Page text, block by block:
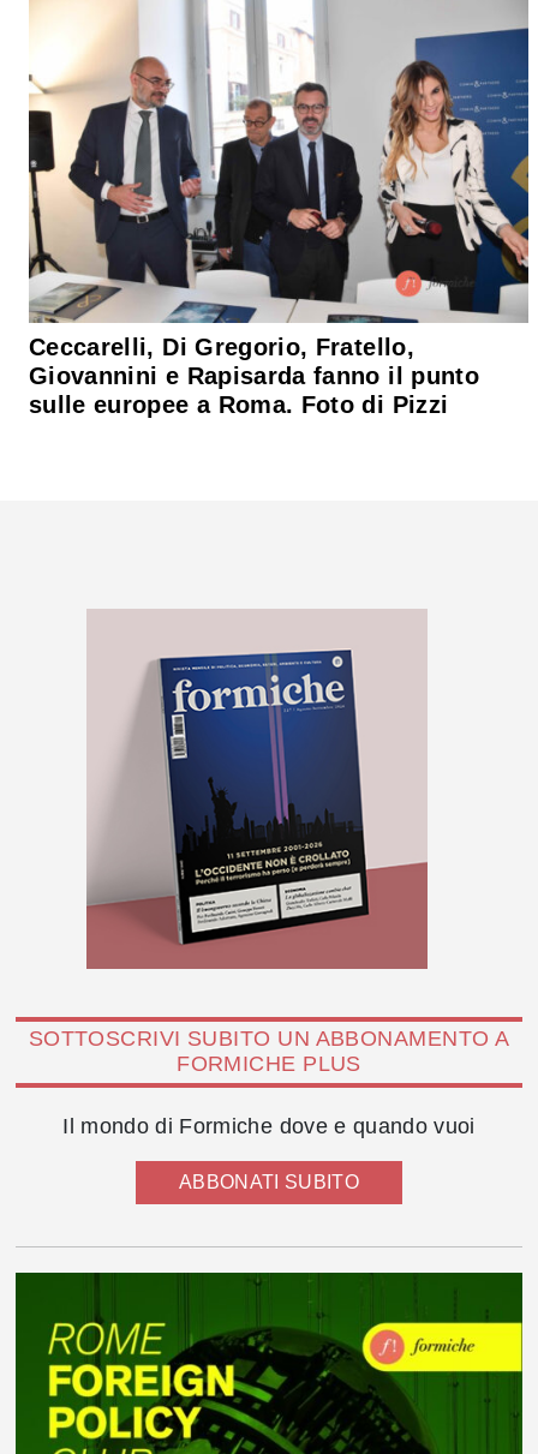
Ceccarelli, Di Gregorio, Fratello,
Giovannini e Rapisarda fanno il punto
sulle europee a Roma. Foto di Pizzi
SOTTOSCRIVI SUBITO UN ABBONAMENTO A
FORMICHE PLUS
Il mondo di Formiche dove e quando vuoi
ABBONATI SUBITO